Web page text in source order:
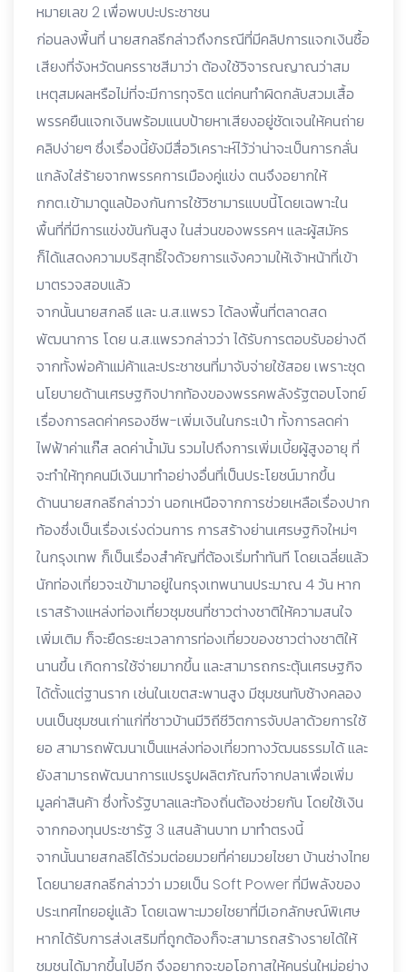
หมายเลข 2 เพื่อพบปะประชาชน
​ก่อนลงพื้นที่ นายสกลธีกล่าวถึงกรณีที่มีคลิปการแจกเงินซื้อ
เสียงที่จังหวัดนครราชสีมาว่า ต้องใช้วิจารณญาณว่าสม
เหตุสมผลหรือไม่ที่จะมีการทุจริต แต่คนทำผิดกลับสวมเสื้อ
พรรคยืนแจกเงินพร้อมแนบป้ายหาเสียงอยู่ชัดเจนให้คนถ่าย
คลิปง่ายๆ ซึ่งเรื่องนี้ยังมีสื่อวิเคราะห์ไว้ว่าน่าจะเป็นการกลั่น
แกล้งใส่ร้ายจากพรรคการเมืองคู่แข่ง ตนจึงอยากให้
กกต.เข้ามาดูแลป้องกันการใช้วิชามารแบบนี้โดยเฉพาะใน
พื้นที่ที่มีการแข่งขันกันสูง ในส่วนของพรรคฯ และผู้สมัคร
ก็ได้แสดงความบริสุทธิ์ใจด้วยการแจ้งความให้เจ้าหน้าที่เข้า
มาตรวจสอบแล้ว
​จากนั้นนายสกลธี และ น.ส.แพรว ได้ลงพื้นที่ตลาดสด
พัฒนาการ โดย น.ส.แพรวกล่าวว่า ได้รับการตอบรับอย่างดี
จากทั้งพ่อค้าแม่ค้าและประชาชนที่มาจับจ่ายใช้สอย เพราะชุด
นโยบายด้านเศรษฐกิจปากท้องของพรรคพลังรัฐตอบโจทย์
เรื่องการลดค่าครองชีพ-เพิ่มเงินในกระเป๋า ทั้งการลดค่า
ไฟฟ้าค่าแก๊ส ลดค่าน้ำมัน รวมไปถึงการเพิ่มเบี้ยผู้สูงอายุ ที่
จะทำให้ทุกคนมีเงินมาทำอย่างอื่นที่เป็นประโยชน์มากขึ้น
​ด้านนายสกลธีกล่าวว่า นอกเหนือจากการช่วยเหลือเรื่องปาก
ท้องซึ่งเป็นเรื่องเร่งด่วนการ การสร้างย่านเศรษฐกิจใหม่ๆ
ในกรุงเทพ ก็เป็นเรื่องสำคัญที่ต้องเริ่มทำทันที โดยเฉลี่ยแล้ว
นักท่องเที่ยวจะเข้ามาอยู่ในกรุงเทพนานประมาณ 4 วัน หาก
เราสร้างแหล่งท่องเที่ยวชุมชนที่ชาวต่างชาติให้ความสนใจ
เพิ่มเติม ก็จะยืดระยะเวลาการท่องเที่ยวของชาวต่างชาติให้
นานขึ้น เกิดการใช้จ่ายมากขึ้น และสามารถกระตุ้นเศรษฐกิจ
ได้ตั้งแต่ฐานราก เช่นในเขตสะพานสูง มีชุมชนทับช้างคลอง
บนเป็นชุมชนเก่าแก่ที่ชาวบ้านมีวิถีชีวิตการจับปลาด้วยการใช้
ยอ สามารถพัฒนาเป็นแหล่งท่องเที่ยวทางวัฒนธรรมได้ และ
ยังสามารถพัฒนาการแปรรูปผลิตภัณฑ์จากปลาเพื่อเพิ่ม
มูลค่าสินค้า ซึ่งทั้งรัฐบาลและท้องถิ่นต้องช่วยกัน โดยใช้เงิน
จากกองทุนประชารัฐ 3 แสนล้านบาท มาทำตรงนี้
​จากนั้นนายสกลธีได้ร่วมต่อยมวยที่ค่ายมวยไชยา บ้านช่างไทย
โดยนายสกลธีกล่าวว่า มวยเป็น Soft Power ที่มีพลังของ
ประเทศไทยอยู่แล้ว โดยเฉพาะมวยไชยาที่มีเอกลักษณ์พิเศษ
หากได้รับการส่งเสริมที่ถูกต้องก็จะสามารถสร้างรายได้ให้
ชุมชนได้มากขึ้นไปอีก จึงอยากจะขอโอกาสให้คนรุ่นใหม่อย่าง